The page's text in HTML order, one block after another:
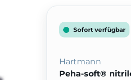
Sofort verfügbar
Hartmann
Peha-soft®